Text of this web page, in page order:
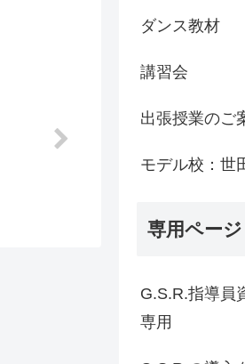
ダンス教材
講習会
出張授業のご
モデル校：世
専用ページ
G.S.R.指導員
専用